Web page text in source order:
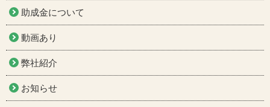
助成金について
動画あり
弊社紹介
お知らせ